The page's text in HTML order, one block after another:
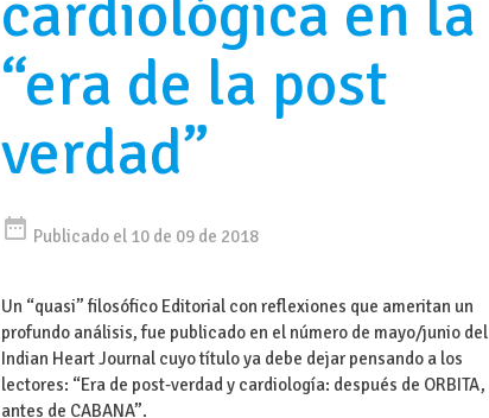
cardiológica en la
“era de la post
verdad”
date_range Publicado el 10 de 09 de 2018
Un “quasi” filosófico Editorial con reflexiones que ameritan un
profundo análisis, fue publicado en el número de mayo/junio del
Indian Heart Journal cuyo título ya debe dejar pensando a los
lectores: “Era de post-verdad y cardiología: después de ORBITA,
antes de CABANA”.